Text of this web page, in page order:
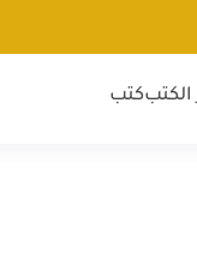
الكتبكتب